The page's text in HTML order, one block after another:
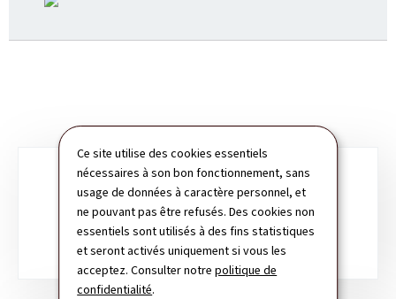
Ce site utilise des cookies essentiels
nécessaires à son bon fonctionnement, sans
usage de données à caractère personnel, et
ne pouvant pas être refusés. Des cookies non
essentiels sont utilisés à des fins statistiques
et seront activés uniquement si vous les
acceptez. Consulter notrepolitique de
confidentialité.
rubriquesORGANISEZ VOTRE VOYAGE